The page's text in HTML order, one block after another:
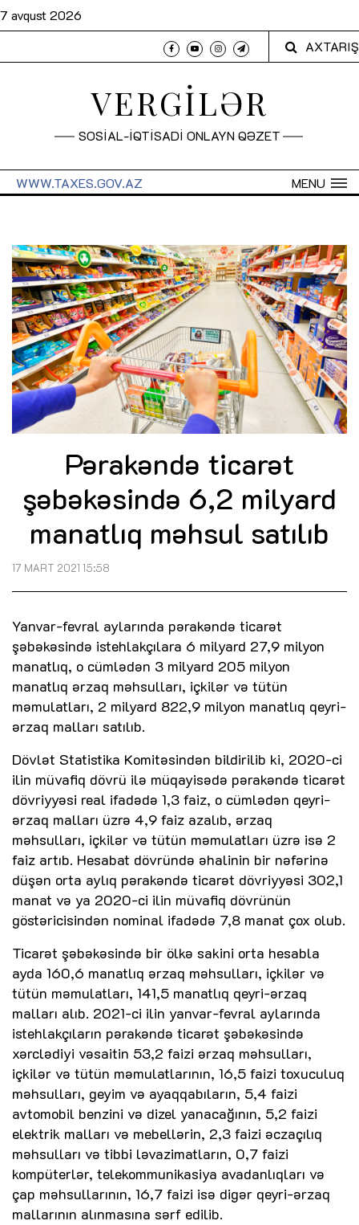
7 avqust 2026
AXTARIŞ
VERGİLƏR
SOSİAL-İQTİSADİ ONLAYN QƏZET
MENU
WWW.TAXES.GOV.AZ
Pərakəndə ticarət
şəbəkəsində 6,2 milyard
manatlıq məhsul satılıb
17 MART 2021 15:58
Yanvar-fevral aylarında pərakəndə ticarət
şəbəkəsində istehlakçılara 6 milyard 27,9 milyon
manatlıq, o cümlədən 3 milyard 205 milyon
manatlıq ərzaq məhsulları, içkilər və tütün
məmulatları, 2 milyard 822,9 milyon manatlıq qeyri-
ərzaq malları satılıb.
Dövlət Statistika Komitəsindən bildirilib ki, 2020-ci
ilin müvafiq dövrü ilə müqayisədə pərakəndə ticarət
dövriyyəsi real ifadədə 1,3 faiz, o cümlədən qeyri-
ərzaq malları üzrə 4,9 faiz azalıb, ərzaq
məhsulları, içkilər və tütün məmulatları üzrə isə 2
faiz artıb. Hesabat dövründə əhalinin bir nəfərinə
düşən orta aylıq pərakəndə ticarət dövriyyəsi 302,1
manat və ya 2020-ci ilin müvafiq dövrünün
göstəricisindən nominal ifadədə 7,8 manat çox olub.
Ticarət şəbəkəsində bir ölkə sakini orta hesabla
ayda 160,6 manatlıq ərzaq məhsulları, içkilər və
tütün məmulatları, 141,5 manatlıq qeyri-ərzaq
malları alıb. 2021-ci ilin yanvar-fevral aylarında
istehlakçıların pərakəndə ticarət şəbəkəsində
xərclədiyi vəsaitin 53,2 faizi ərzaq məhsulları,
içkilər və tütün məmulatlarının, 16,5 faizi toxuculuq
məhsulları, geyim və ayaqqabıların, 5,4 faizi
avtomobil benzini və dizel yanacağının, 5,2 faizi
elektrik malları və mebellərin, 2,3 faizi əczaçılıq
məhsulları və tibbi ləvazimatların, 0,7 faizi
kompüterlər, telekommunikasiya avadanlıqları və
çap məhsullarının, 16,7 faizi isə digər qeyri-ərzaq
mallarının alınmasına sərf edilib.